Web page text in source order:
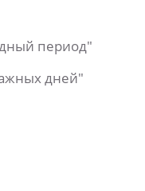
период"
дней"